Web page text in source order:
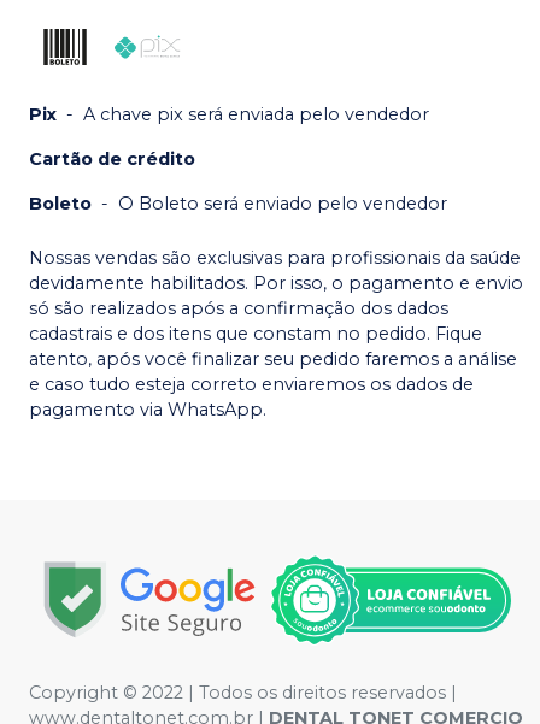
Pix - A chave pix será enviada pelo vendedor
Cartão de crédito
Boleto - O Boleto será enviado pelo vendedor
Nossas vendas são exclusivas para profissionais da saúde
devidamente habilitados. Por isso, o pagamento e envio
só são realizados após a confirmação dos dados
cadastrais e dos itens que constam no pedido. Fique
atento, após você finalizar seu pedido faremos a análise
e caso tudo esteja correto enviaremos os dados de
pagamento via WhatsApp.
Copyright © 2022 | Todos os direitos reservados |
www.dentaltonet.com.br | DENTAL TONET COMERCIO